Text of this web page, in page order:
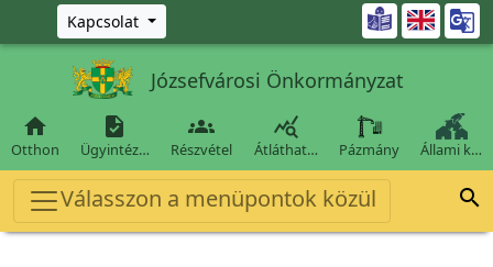
Ugrás a fő tartalomra
Kapcsolat 
Józsefvárosi Önkormányzat

Otthon

Ügyintéz…

Részvétel

Átláthat… Pázmány Állami k…
Válasszon a menüpontok közül 